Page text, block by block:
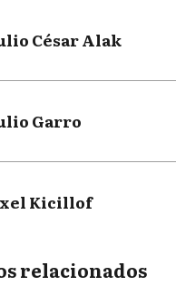
César Alak
Garro
Kicillof
relacionados